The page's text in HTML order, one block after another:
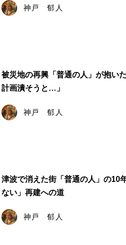
神戸 郁人
被災地の再興「普通の人」が抱い
計画潰そうと…」
神戸 郁人
津波で消えた街「普通の人」の10
ない」再建への道
神戸 郁人